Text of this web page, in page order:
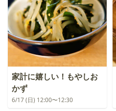
家計に嬉しい！もやしお
かず
6/17 (日) 12:00〜12:30